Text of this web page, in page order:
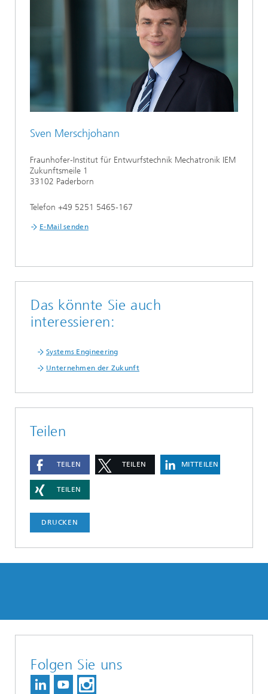
Sven Merschjohann
Fraunhofer-Institut für Entwurfstechnik Mechatronik IEM
Zukunftsmeile 1
33102 Paderborn
Telefon +49 5251 5465-167
E-Mail senden
Das könnte Sie auch
interessieren:
Systems Engineering
Unternehmen der Zukunft
Teilen
TEILEN TEILEN MITTEILEN
TEILEN
DRUCKEN
Folgen Sie uns